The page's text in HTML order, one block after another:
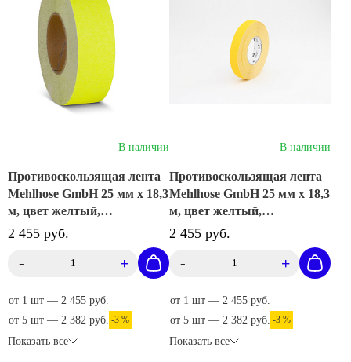
В наличии
Противоскользящая лента
Mehlhose GmbH 25 мм х 18,3
м, цвет желтый,
M1HR025183
2 455 руб.
- +
от 1 шт — 2 455 руб.
от 5 шт — 2 382 руб. -3 %
Показать все
В наличии
Противоскользящая лента
Mehlhose GmbH 25 мм х 18,3
м, цвет желтый,
M1GR025183
2 455 руб.
- +
от 1 шт — 2 455 руб.
от 5 шт — 2 382 руб. -3 %
Показать все